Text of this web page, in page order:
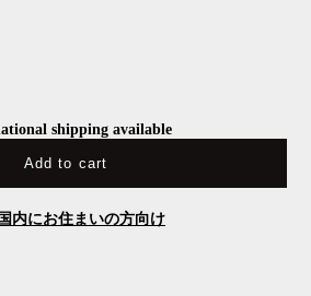
shipping available
Add to cart
内にお住まいの方向け